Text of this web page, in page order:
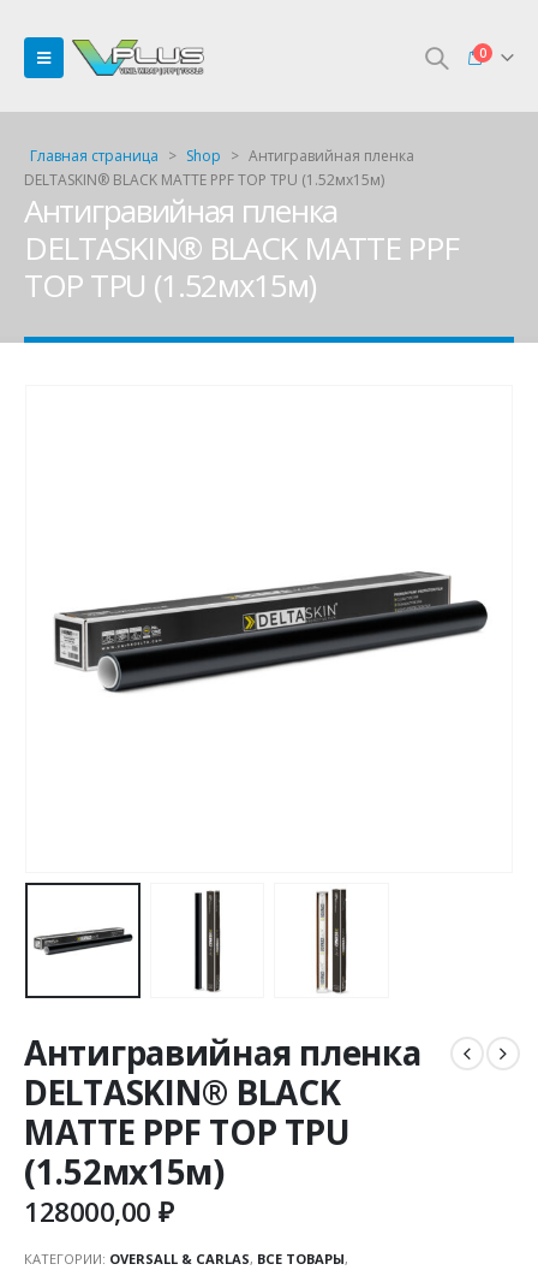
0
Главная страница > Shop > Антигравийная пленка
DELTASKIN® BLACK MATTE PPF TOP TPU (1.52мx15м)
Антигравийная пленка
DELTASKIN® BLACK MATTE PPF
TOP TPU (1.52мx15м)
Антигравийная пленка
DELTASKIN® BLACK
MATTE PPF TOP TPU
(1.52мx15м)
128000,00 ₽
КАТЕГОРИИ: OVERSALL & CARLAS, ВСЕ ТОВАРЫ,